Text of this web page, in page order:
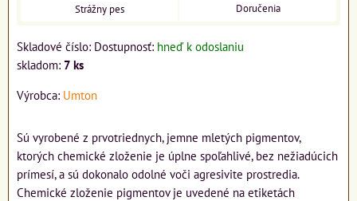
Strážny pes Doručenia
Skladové číslo: Dostupnosť: hneď k odoslaniu
skladom: 7 ks
Výrobca: Umton
Sú vyrobené z prvotriednych, jemne mletých pigmentov,
ktorých chemické zloženie je úplne spoľahlivé, bez nežiadúcich
prímesí, a sú dokonalo odolné voči agresivite prostredia.
Chemické zloženie pigmentov je uvedené na etiketách